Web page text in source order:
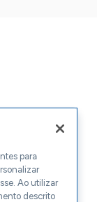
para
Ao utilizar
descrito